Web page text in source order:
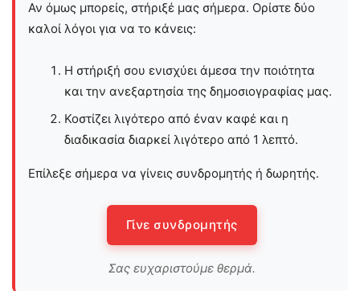
Αν όμως μπορείς, στήριξέ μας σήμερα. Ορίστε δύο
καλοί λόγοι για να το κάνεις:
Η στήριξή σου ενισχύει άμεσα την ποιότητα
και την ανεξαρτησία της δημοσιογραφίας μας.
Κοστίζει λιγότερο από έναν καφέ και η
διαδικασία διαρκεί λιγότερο από 1 λεπτό.
Επίλεξε σήμερα να γίνεις συνδρομητής ή δωρητής.
Γίνε συνδρομητής
Σας ευχαριστούμε θερμά.